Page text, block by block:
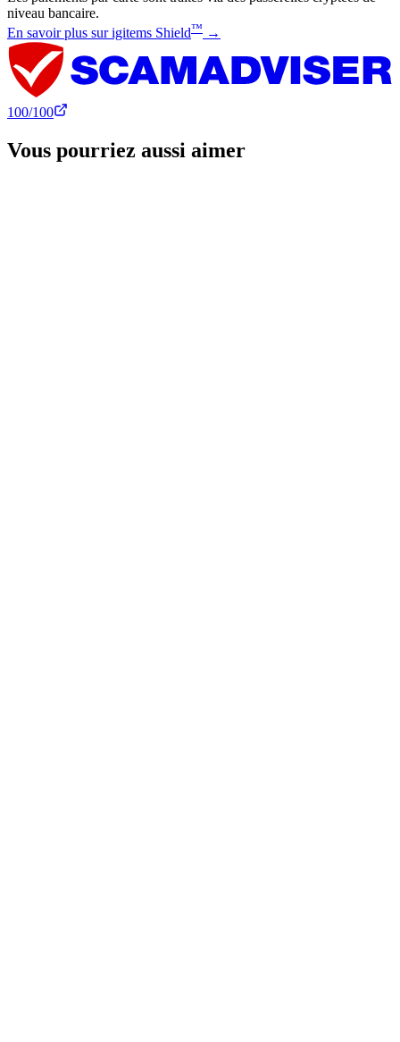
niveau bancaire.
En savoir plus sur igitems Shield™ →
100/100
Vous pourriez aussi aimer